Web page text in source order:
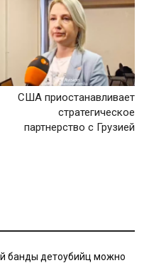
США приостанавливает
стратегическое
партнерство с Грузией
банды детоубийц можно